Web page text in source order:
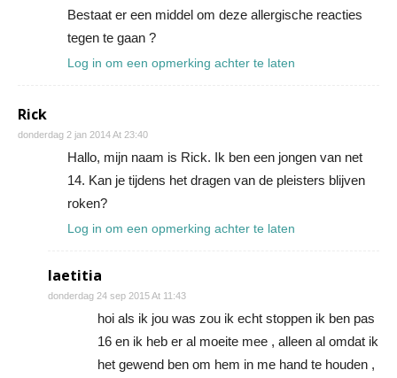
Bestaat er een middel om deze allergische reacties
tegen te gaan ?
Log in om een opmerking achter te laten
Rick
donderdag 2 jan 2014 At 23:40
Hallo, mijn naam is Rick. Ik ben een jongen van net
14. Kan je tijdens het dragen van de pleisters blijven
roken?
Log in om een opmerking achter te laten
laetitia
donderdag 24 sep 2015 At 11:43
hoi als ik jou was zou ik echt stoppen ik ben pas
16 en ik heb er al moeite mee , alleen al omdat ik
het gewend ben om hem in me hand te houden ,